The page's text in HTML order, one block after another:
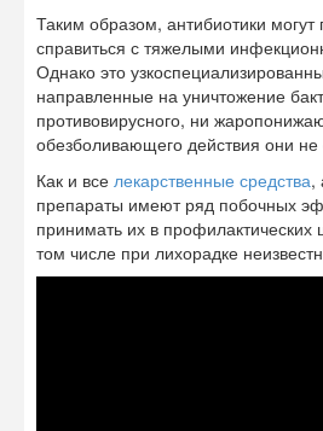
Таким образом, антибиотики
справиться с тяжелыми
Однако это
направленные на уничтожение
противовирусного, ни
обезболивающего действия они не
Как и все лекарственные средства,
препараты имеют ряд побочных
принимать их в профилактических
том числе при лихорадке